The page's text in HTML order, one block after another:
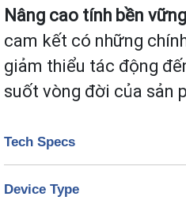
Nâng cao tính bền vững
cam kết có những
giảm thiểu tác động
suốt vòng đời của sản
Tech Specs
Device Type